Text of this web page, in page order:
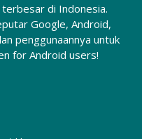
di Indonesia.
Google, Android,
penggunaannya untuk
for Android users!